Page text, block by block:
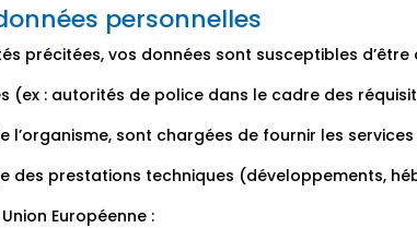
personnelles
précitées, vos données sont susceptibles
(ex : autorités de police dans le cadre des
l’organisme, sont chargées de fournir les
des prestations techniques (développements,
Européenne :